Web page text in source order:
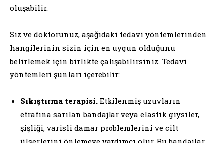
oluşabilir.
Siz ve doktorunuz, aşağıdaki tedavi yöntemlerinden
hangilerinin sizin için en uygun olduğunu
belirlemek için birlikte çalışabilirsiniz. Tedavi
yöntemleri şunları içerebilir:
Sıkıştırma terapisi. Etkilenmiş uzuvların
etrafına sarılan bandajlar veya elastik giysiler,
şişliği, varisli damar problemlerini ve cilt
ülserlerini önlemeye yardımcı olur. Bu bandajlar